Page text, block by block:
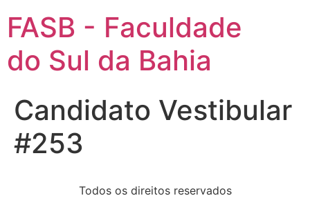
FASB - Faculdade
do Sul da Bahia
Candidato Vestibular
#253
Todos os direitos reservados